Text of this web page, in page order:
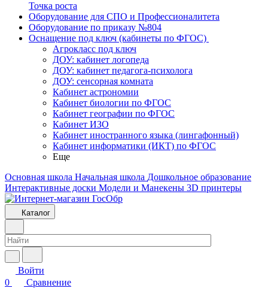
Точка роста
Оборудование для СПО и Профессионалитета
Оборудование по приказу №804
Оснащение под ключ (кабинеты по ФГОС)
Агрокласс под ключ
ДОУ: кабинет логопеда
ДОУ: кабинет педагога-психолога
ДОУ: сенсорная комната
Кабинет астрономии
Кабинет биологии по ФГОС
Кабинет географии по ФГОС
Кабинет ИЗО
Кабинет иностранного языка (лингафонный)
Кабинет информатики (ИКТ) по ФГОС
Еще
Основная школа Начальная школа Дошкольное образование
Интерактивные доски Модели и Манекены 3D принтеры
Каталог
Войти
0
Сравнение